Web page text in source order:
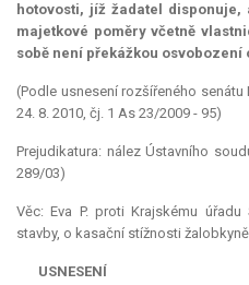
hotovosti, jíž žadatel
majetkové poměry včetně
sobě není překážkou osvobození
(Podle usnesení rozšířeného
24. 8. 2010, čj. 1 As 23/2009 - 95)
Prejudikatura: nález Ústavního
289/03)
Věc: Eva P. proti Krajskému
stavby, o kasační stížnosti
USNESENÍ